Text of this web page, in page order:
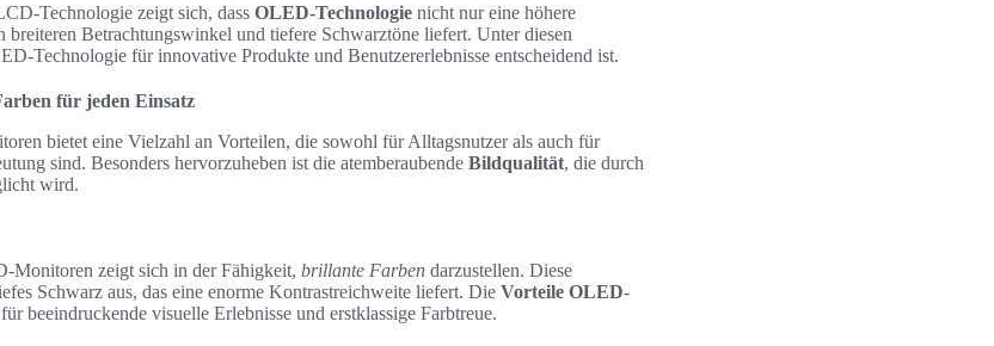
Technologie zeigt sich, dass OLED-Technologie nicht nur eine höhere
breiteren Betrachtungswinkel und tiefere Schwarztöne liefert. Unter diesen
Technologie für innovative Produkte und Benutzererlebnisse entscheidend ist.
für jeden Einsatz
bietet eine Vielzahl an Vorteilen, die sowohl für Alltagsnutzer als auch für
sind. Besonders hervorzuheben ist die atemberaubende Bildqualität, die durch
wird.
Monitoren zeigt sich in der Fähigkeit, brillante Farben darzustellen. Diese
Schwarz aus, das eine enorme Kontrastreichweite liefert. Die Vorteile OLED-
beeindruckende visuelle Erlebnisse und erstklassige Farbtreue.